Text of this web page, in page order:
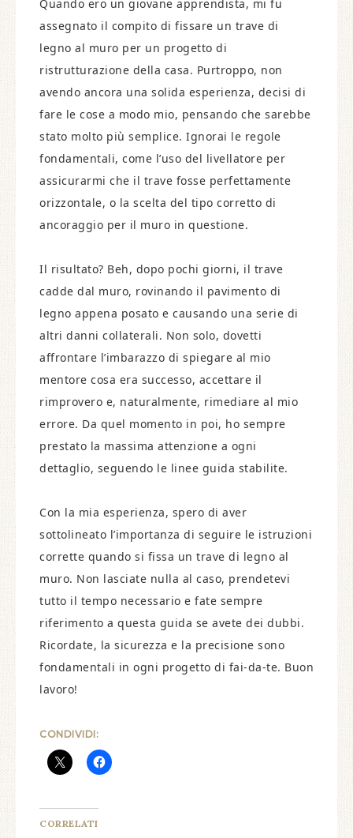
Quando ero un giovane apprendista, mi fu
assegnato il compito di fissare un trave di
legno al muro per un progetto di
ristrutturazione della casa. Purtroppo, non
avendo ancora una solida esperienza, decisi di
fare le cose a modo mio, pensando che sarebbe
stato molto più semplice. Ignorai le regole
fondamentali, come l’uso del livellatore per
assicurarmi che il trave fosse perfettamente
orizzontale, o la scelta del tipo corretto di
ancoraggio per il muro in questione.
Il risultato? Beh, dopo pochi giorni, il trave
cadde dal muro, rovinando il pavimento di
legno appena posato e causando una serie di
altri danni collaterali. Non solo, dovetti
affrontare l’imbarazzo di spiegare al mio
mentore cosa era successo, accettare il
rimprovero e, naturalmente, rimediare al mio
errore. Da quel momento in poi, ho sempre
prestato la massima attenzione a ogni
dettaglio, seguendo le linee guida stabilite.
Con la mia esperienza, spero di aver
sottolineato l’importanza di seguire le istruzioni
corrette quando si fissa un trave di legno al
muro. Non lasciate nulla al caso, prendetevi
tutto il tempo necessario e fate sempre
riferimento a questa guida se avete dei dubbi.
Ricordate, la sicurezza e la precisione sono
fondamentali in ogni progetto di fai-da-te. Buon
lavoro!
CONDIVIDI:
CORRELATI